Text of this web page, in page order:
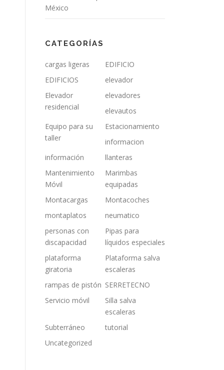
México
CATEGORÍAS
cargas ligeras
EDIFICIO
EDIFICIOS
elevador
Elevador
residencial
elevadores
elevautos
Equipo para su
taller
Estacionamiento
informacion
información
llanteras
Mantenimiento
Móvil
Marimbas
equipadas
Montacargas
Montacoches
montaplatos
neumatico
personas con
discapacidad
Pipas para
líquidos especiales
plataforma
giratoria
Plataforma salva
escaleras
rampas de pistón SERRETECNO
Servicio móvil
Silla salva
escaleras
Subterráneo
tutorial
Uncategorized